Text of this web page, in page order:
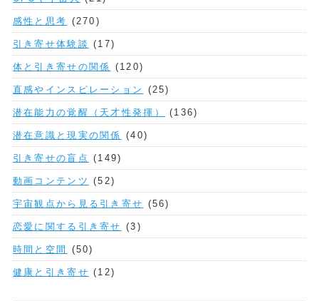
感性と思考 (270)
引き寄せ体験談 (17)
体と引き寄せの関係 (120)
直感やインスピレーション (25)
潜在能力の覚醒（天才性発揮） (136)
潜在意識と現実の関係 (40)
引き寄せの盲点 (149)
動画コンテンツ (52)
宇宙観点から見る引き寄せ (56)
恋愛に関する引き寄せ (3)
時間と空間 (50)
健康と引き寄せ (12)